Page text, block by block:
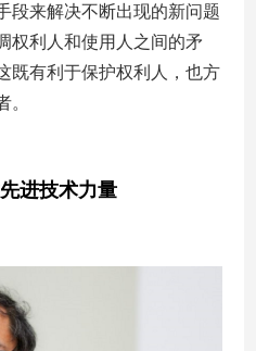
段来解决不断出现的新问题
权利人和使用人之间的矛
既有利于保护权利人，也方
。
进技术力量